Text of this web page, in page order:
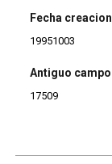
Fecha creacion
19951003
Antiguo campo
17509